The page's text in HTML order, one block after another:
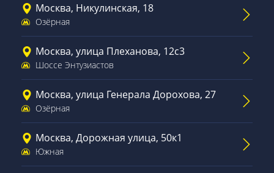
Москва, Никулинская, 18
Озёрная
Москва, улица Плеханова, 12с3
Шоссе Энтузиастов
Москва, улица Генерала Дорохова, 27
Озёрная
Москва, Дорожная улица, 50к1
Южная